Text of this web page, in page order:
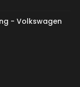
- Volkswagen